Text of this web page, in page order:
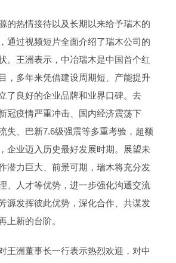
的热情接待以及长期以来给予瑞木的
通过视频短片全面介绍了瑞木公司的
。王洲表示，中冶瑞木是中国首个红
，多年来凭借建设周期短、产能提升
了良好的企业品牌和业界口碑。去
冠疫情严重冲击、国内经济震荡下
失、巴新7.6级强震等多重考验，超额
企业迈入历史最好发展时期。展望未
潜力巨大、前景可期，瑞木将充分发
、人才等优势，进一步强化沟通交流
源发挥彼此优势，深化合作、共谋发
上新的台阶。
王洲董事长一行表示热烈欢迎，对中